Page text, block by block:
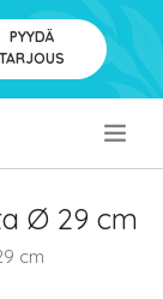
PYYDÄ
TARJOUS
Ø 29 cm
cm